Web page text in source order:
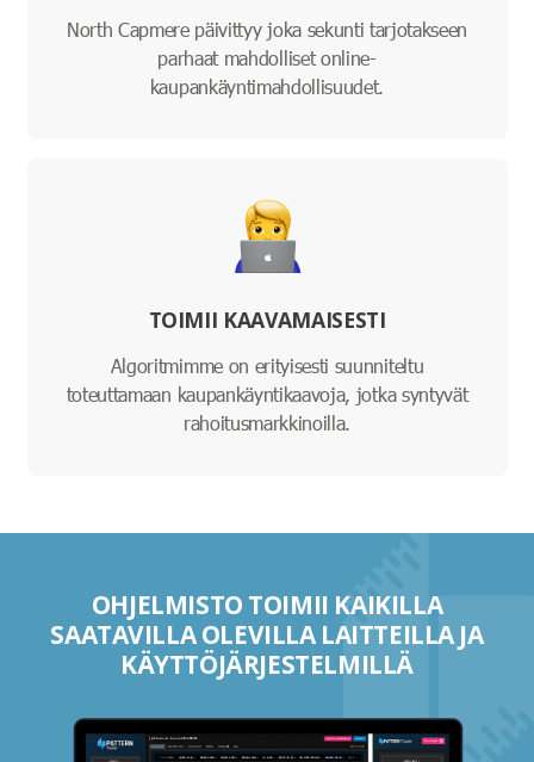
North Capmere päivittyy joka sekunti tarjotakseen
parhaat mahdolliset online-
kaupankäyntimahdollisuudet.
TOIMII KAAVAMAISESTI
Algoritmimme on erityisesti suunniteltu
toteuttamaan kaupankäyntikaavoja, jotka syntyvät
rahoitusmarkkinoilla.
OHJELMISTO TOIMII KAIKILLA
SAATAVILLA OLEVILLA LAITTEILLA JA
KÄYTTÖJÄRJESTELMILLÄ